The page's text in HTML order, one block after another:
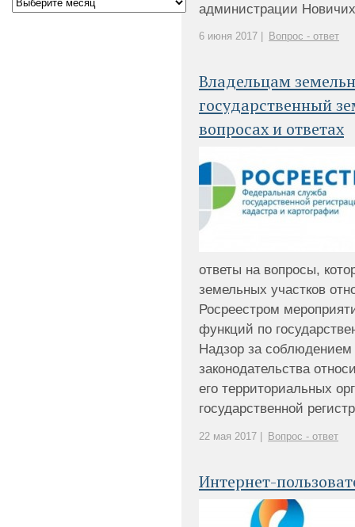
администрации
6 июня 2017 | Вопрос - ответ
Владельцам
государственный
вопросах и ответах
ответы на вопросы,
земельных участков
Росреестром
функций по
Надзор за соблюдением
законодательства
его территориальных
государственной
22 мая 2017 | Вопрос - ответ
Интернет-